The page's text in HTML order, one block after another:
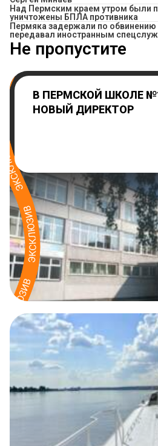
Над Пермским краем утром были
уничтожены БПЛА противника
Пермяка задержали по обвинению
передавал иностранным
Не пропустите
В ПЕРМСКОЙ ШКОЛЕ
НОВЫЙ ДИРЕКТОР